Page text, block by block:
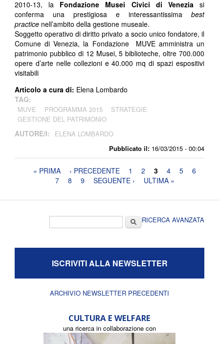
Pubblicato il: 16/03/2015 - 00:04
2010-13, la Fondazione Musei Civici di Veneziasi
conferma una prestigiosa e interessantissima best
practice nell’ambito della gestione museale.
Soggetto operativo di diritto privato a socio unico fondatore, il
Comune di Venezia, la Fondazione MUVE amministra un
patrimonio pubblico di 12 Musei, 5 biblioteche, oltre 700.000
opere d’arte nelle collezioni e 40.000 mq di spazi espositivi
visitabili
Articolo a cura di: Elena Lombardo
TAG:
MUVE PROGRAMMA 2015
STRATEGIE
GESTIONE DEL PATRIMONIO
AUTORE/I: ELENA LOMBARDO
Pagine« PRIMA ‹ PRECEDENTE 1 2 3 4 5
6
7
8 9 SEGUENTE › ULTIMA »
CercaRICERCA AVANZATA
ISCRIVITI ALLA NEWSLETTER
ARCHIVIO NEWSLETTER PRECEDENTI
CULTURA E WELFARE
una ricerca in collaborazione con